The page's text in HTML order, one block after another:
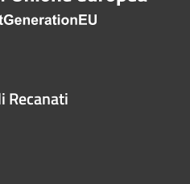
Recanati